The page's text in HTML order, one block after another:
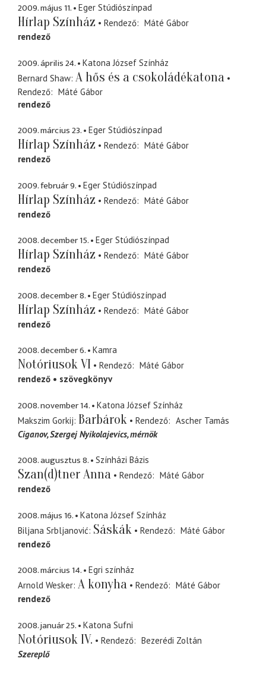
2009. május 11. Eger Stúdiószínpad
Hírlap Színház Rendező
Máté Gábor
rendező
2009. április 24.
Katona József Színház
Bernard Shaw A hős és a csokoládékatona
Rendező
Máté Gábor
rendező
2009. március 23. Eger Stúdiószínpad
Hírlap Színház Rendező
Máté Gábor
rendező
2009. február 9. Eger Stúdiószínpad
Hírlap Színház Rendező
Máté Gábor
rendező
2008. december 15. Eger Stúdiószínpad
Hírlap Színház Rendező
Máté Gábor
rendező
2008. december 8. Eger Stúdiószínpad
Hírlap Színház Rendező
Máté Gábor
rendező
2008. december 6. Kamra
Notóriusok VI Rendező
Máté Gábor
rendező
szövegkönyv
2008. november 14.
Katona József Színház
Makszim Gorkij Barbárok Rendező
Ascher Tamás
Ciganov, Szergej Nyikolajevics mérnök
2008. augusztus 8. Színházi Bázis
Szan(d)tner Anna Rendező
Máté Gábor
rendező
2008. május 16.
Katona József Színház
Biljana Srbljanović Sáskák Rendező
Máté Gábor
rendező
2008. március 14.
Egri színház
Arnold Wesker A konyha Rendező
Máté Gábor
rendező
2008. január 25. Katona Sufni
Notóriusok IV. Rendező
Bezerédi Zoltán
Szereplő